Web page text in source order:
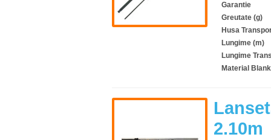
Garantie
Greutate (g)
Husa
Lungime (m)
Lungime
Material Blank
2.10m